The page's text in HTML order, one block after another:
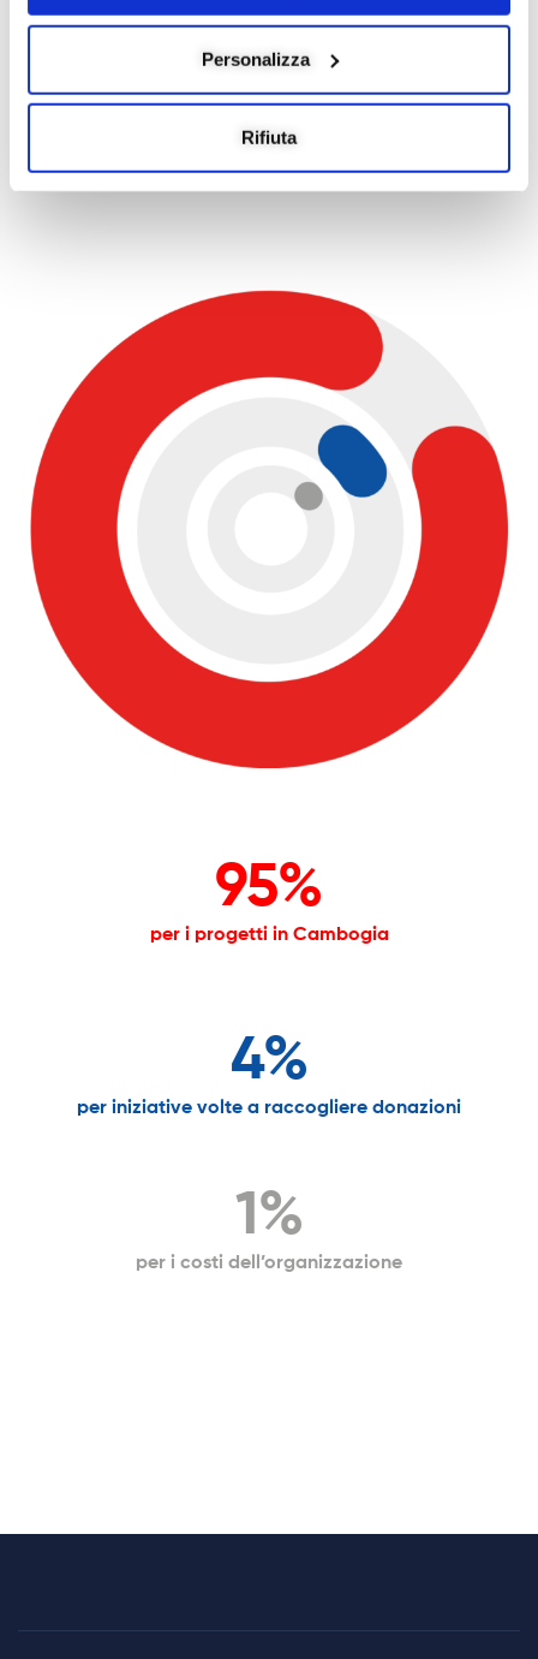
Personalizza
Rifiuta
Come investiamo 1€
raccolto?
per i progetti in Cambogia
per iniziative volte a raccogliere donazioni
per i costi dell’organizzazione
Privacy Policy-Cookies Policy